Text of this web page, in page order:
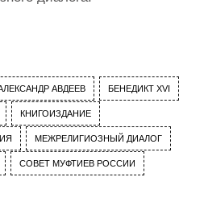
АВДЕЕВ БЕНЕДИКТ XVI
КНИГОИЗДАНИЕ
МЕЖРЕЛИГИОЗНЫЙ ДИАЛОГ
СОВЕТ МУФТИЕВ РОССИИ